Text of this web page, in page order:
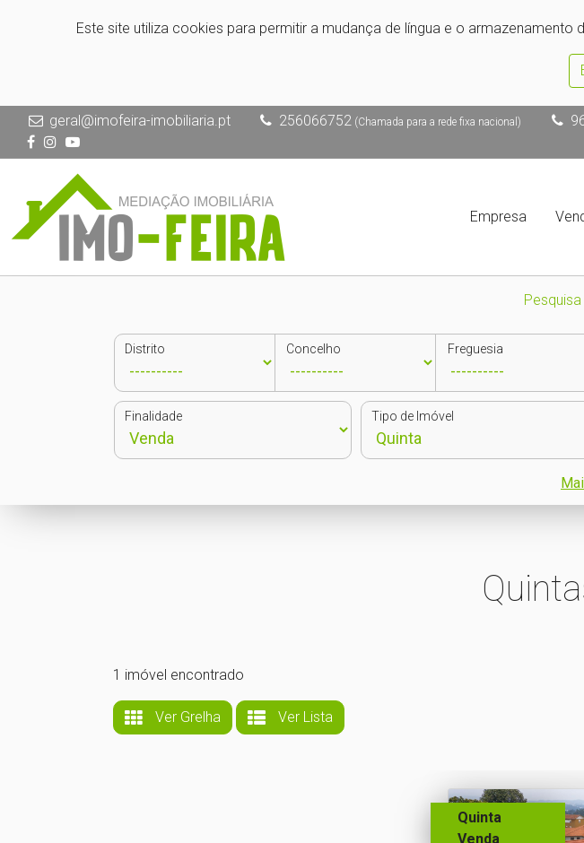
Este site utiliza cookies para permitir a mudança de língua e o
geral@imofeira-imobiliaria.pt 256066752 (Chamada para a rede fixa nacional)
Empresa
Distrito Concelho Freguesia
Finalidade Tipo de Imóvel
1 imóvel encontrado
Ver Grelha Ver Lista
Quinta
Venda